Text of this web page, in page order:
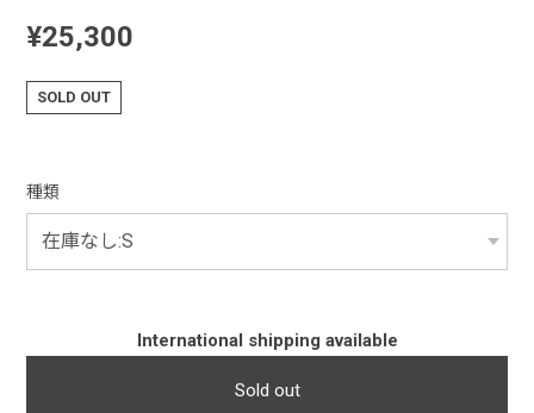
¥25,300
SOLD OUT
種類
International shipping available
Sold out